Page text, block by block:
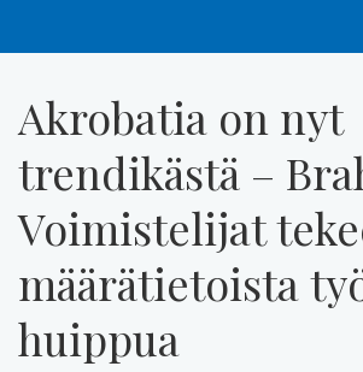
Akrobatia on nyt
trendikästä –
Voimistelijat
määrätietoista
huippua